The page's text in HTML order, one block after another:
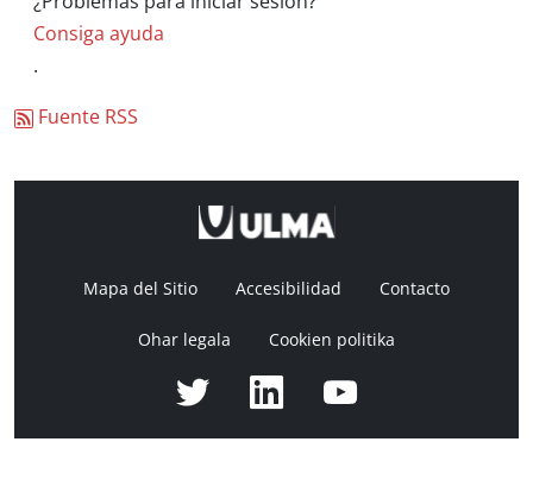
Consiga ayuda
.
Fuente RSS
Mapa del Sitio Accesibilidad Contacto
Ohar legala Cookien politika